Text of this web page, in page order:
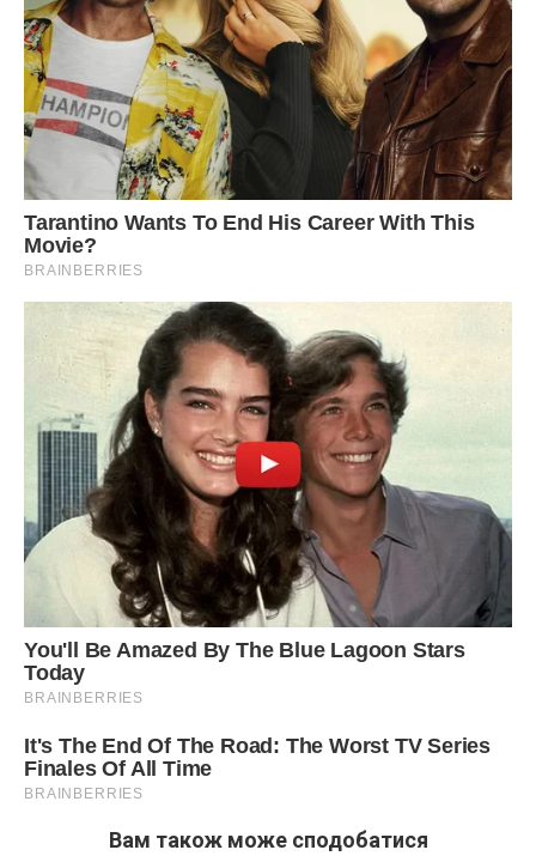
Вам також може сподобатися